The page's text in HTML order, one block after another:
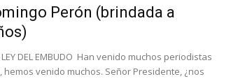
Perón (brindada a
DEL EMBUDO Han venido muchos periodistas
venido muchos. Señor Presidente, ¿nos